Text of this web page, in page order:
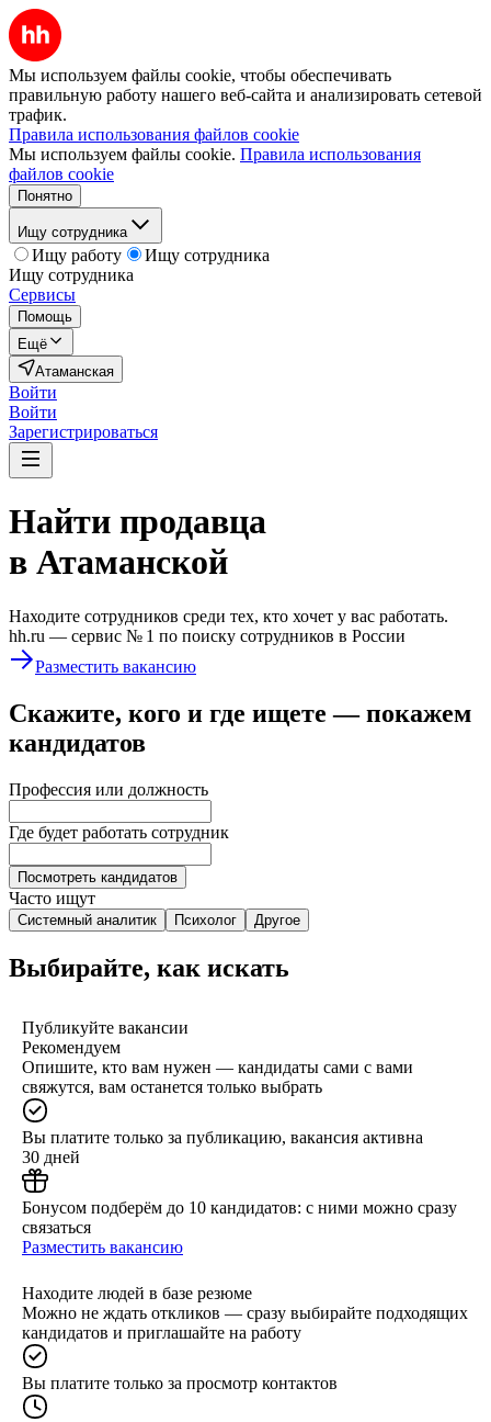
Мы используем файлы cookie, чтобы обеспечивать
правильную работу нашего веб-сайта и анализировать сетевой
трафик.
Правила использования файлов cookie
Мы используем файлы cookie. Правила использования
файлов cookie
Понятно
Ищу сотрудника
Ищу работу
Ищу сотрудника
Ищу сотрудника
Сервисы
Помощь
Ещё
Атаманская
Войти
Войти
Зарегистрироваться
Найти продавца
в Атаманской
Находите сотрудников среди тех, кто хочет у вас работать.
hh.ru — сервис № 1 по поиску сотрудников в России
Разместить вакансию
Скажите, кого и где ищете — покажем
кандидатов
Профессия или должность
Где будет работать сотрудник
Посмотреть кандидатов
Часто ищут
Системный аналитик Психолог Другое
Выбирайте, как искать
Публикуйте вакансии
Рекомендуем
Опишите, кто вам нужен — кандидаты сами с вами
свяжутся, вам останется только выбрать
Вы платите только за публикацию, вакансия активна
30 дней
Бонусом подберём до 10 кандидатов: с ними можно сразу
связаться
Разместить вакансию
Находите людей в базе резюме
Можно не ждать откликов — сразу выбирайте подходящих
кандидатов и приглашайте на работу
Вы платите только за просмотр контактов